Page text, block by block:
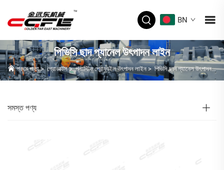
BN
পিভিসি ছাদ প্যানেল উৎপাদন লাইন
প্রথম পাতা> প্রোডাক্টস>প্লাস্টিক প্রোফাইল উৎপাদন লাইন>পিভিসি ছাদ প্যানেল উৎপাদন লাইন
সমস্ত পণ্য